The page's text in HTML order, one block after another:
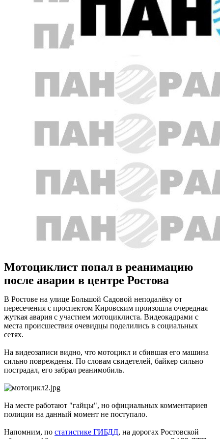
Мотоциклист попал в реанимацию
после аварии в центре Ростова
В Ростове на улице Большой Садовой неподалёку от
пересечения с проспектом Кировским произошла очередная
жуткая авария с участием мотоциклиста. Видеокадрами с
места происшествия очевидцы поделились в социальных
сетях.
На видеозаписи видно, что мотоцикл и сбившая его машина
сильно повреждены. По словам свидетелей, байкер сильно
пострадал, его забрал реанимобиль.
На месте работают "гайцы", но официальных комментариев
полиции на данный момент не поступало.
Напомним, по статистике ГИБДД, на дорогах Ростовской